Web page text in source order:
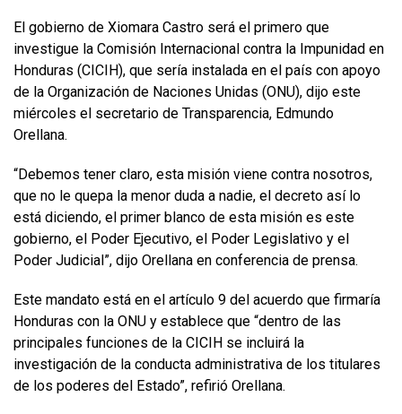
El gobierno de Xiomara Castro será el primero que
investigue la Comisión Internacional contra la Impunidad en
Honduras (CICIH), que sería instalada en el país con apoyo
de la Organización de Naciones Unidas (ONU), dijo este
miércoles el secretario de Transparencia, Edmundo
Orellana.
“Debemos tener claro, esta misión viene contra nosotros,
que no le quepa la menor duda a nadie, el decreto así lo
está diciendo, el primer blanco de esta misión es este
gobierno, el Poder Ejecutivo, el Poder Legislativo y el
Poder Judicial”, dijo Orellana en conferencia de prensa.
Este mandato está en el artículo 9 del acuerdo que firmaría
Honduras con la ONU y establece que “dentro de las
principales funciones de la CICIH se incluirá la
investigación de la conducta administrativa de los titulares
de los poderes del Estado”, refirió Orellana.